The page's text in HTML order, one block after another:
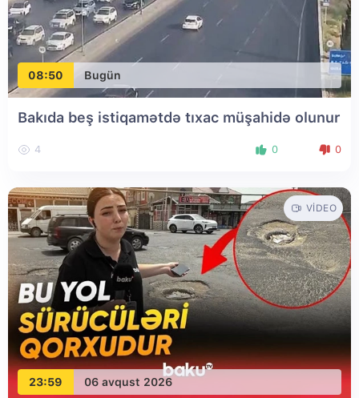
08:50 Bugün
Bakıda beş istiqamətdə tıxac müşahidə olunur
4 0 0
23:59 06 avqust 2026
VIDEO